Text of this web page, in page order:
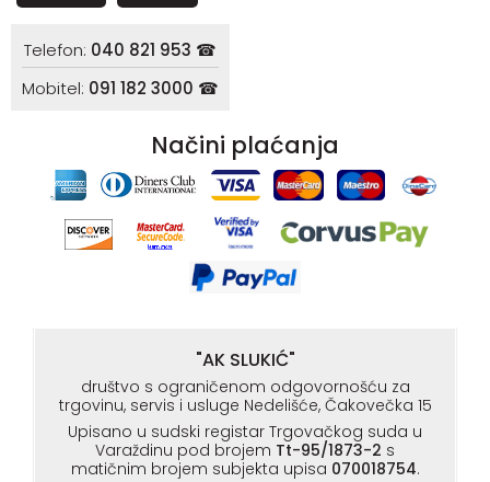
Telefon: 040 821 953 ☎
Mobitel: 091 182 3000 ☎
Načini plaćanja
"AK SLUKIĆ"
društvo s ograničenom odgovornošću za
trgovinu, servis i usluge Nedelišće, Čakovečka 15
Upisano u sudski registar Trgovačkog suda u
Varaždinu pod brojem Tt-95/1873-2 s
matičnim brojem subjekta upisa 070018754.